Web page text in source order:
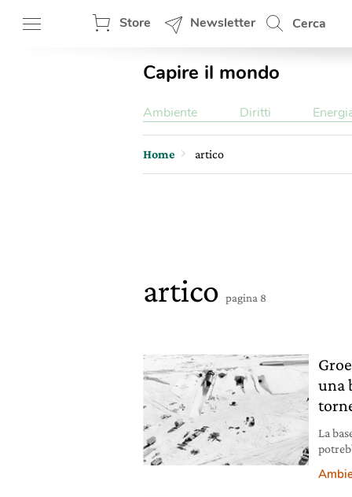
Store Newsletter Cerca
Capire il mondo
Ambiente Diritti
Home artico
artico pagina 8
una
La